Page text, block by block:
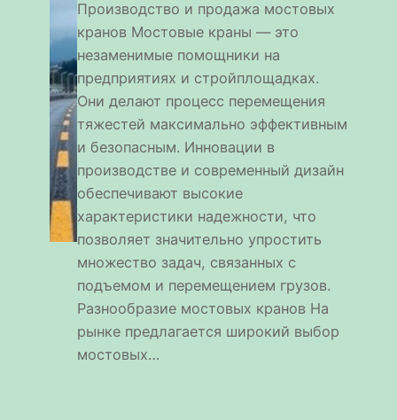
Производство и продажа мостовых
кранов Мостовые краны — это
незаменимые помощники на
предприятиях и стройплощадках.
Они делают процесс перемещения
тяжестей максимально эффективным
и безопасным. Инновации в
производстве и современный дизайн
обеспечивают высокие
характеристики надежности, что
позволяет значительно упростить
множество задач, связанных с
подъемом и перемещением грузов.
Разнообразие мостовых кранов На
рынке предлагается широкий выбор
мостовых…